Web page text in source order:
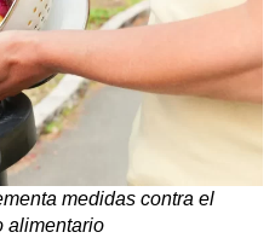
medidas contra el
alimentario